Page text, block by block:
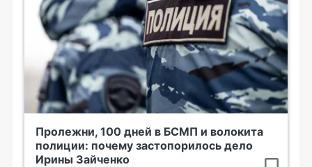
Пролежни, 100 дней в БСМП и волокита
полиции: почему застопорилось дело
Ирины Зайченко